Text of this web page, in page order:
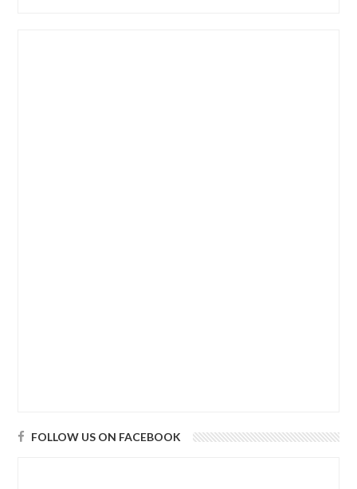
FOLLOW US ON FACEBOOK